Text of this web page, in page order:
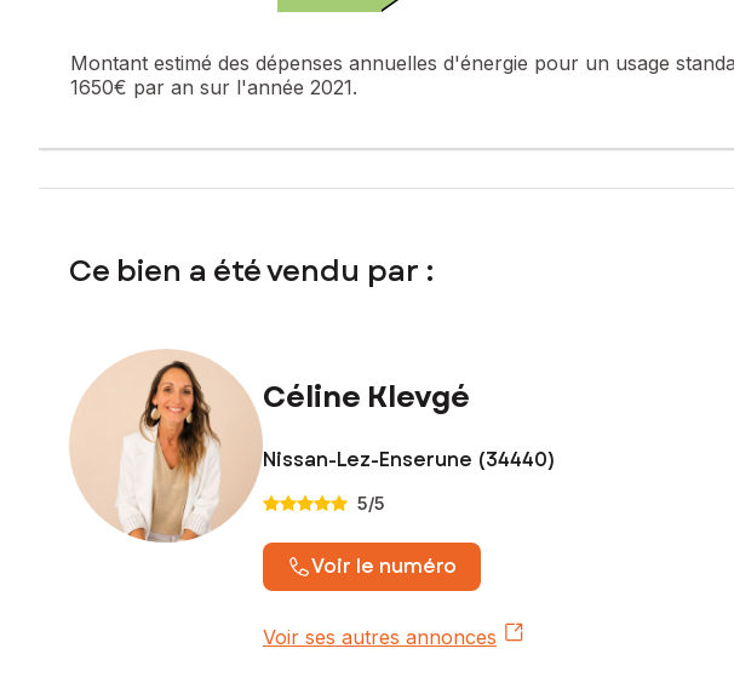
Montant estimé des dépenses annuelles d'énergie pour un usage
1650€ par an sur l'année 2021.
Ce bien a été vendu par :
Céline Klevgé
Nissan-Lez-Enserune (34440)
5/5
Voir le numéro
Voir ses autres annonces